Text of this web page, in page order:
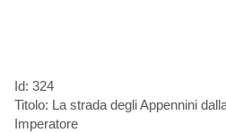
Id: 324
Titolo: La strada degli Appennini
Imperatore